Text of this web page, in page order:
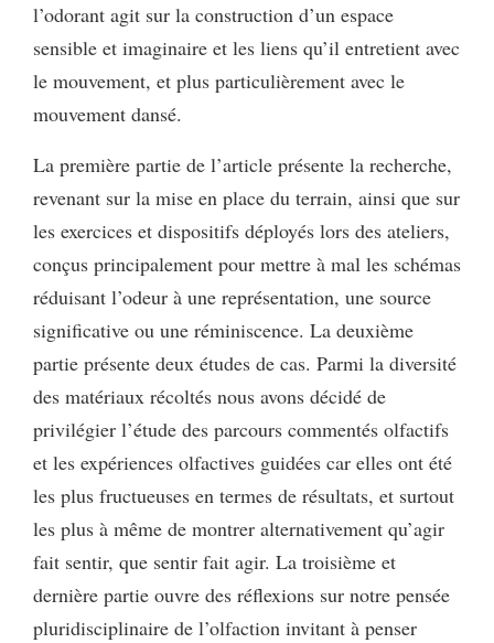
l’odorant agit sur la construction d’un espace
sensible et imaginaire et les liens qu’il entretient avec
le mouvement, et plus particulièrement avec le
mouvement dansé.
La première partie de l’article présente la recherche,
revenant sur la mise en place du terrain, ainsi que sur
les exercices et dispositifs déployés lors des ateliers,
conçus principalement pour mettre à mal les schémas
réduisant l’odeur à une représentation, une source
significative ou une réminiscence. La deuxième
partie présente deux études de cas. Parmi la diversité
des matériaux récoltés nous avons décidé de
privilégier l’étude des parcours commentés olfactifs
et les expériences olfactives guidées car elles ont été
les plus fructueuses en termes de résultats, et surtout
les plus à même de montrer alternativement qu’agir
fait sentir, que sentir fait agir. La troisième et
dernière partie ouvre des réflexions sur notre pensée
pluridisciplinaire de l’olfaction invitant à penser